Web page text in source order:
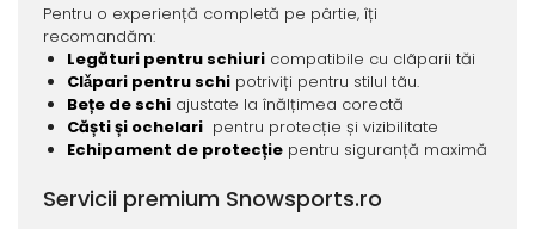
Pentru o experiență completă pe pârtie, îți
recomandăm:
Legături pentru schiuricompatibile cu clãparii tăi
Clǎpari pentru schipotriviți pentru stilul tãu.
Bețe de schiajustate la înălțimea corectă
Căști și ochelari pentru protecție și vizibilitate
Echipament de protecțiepentru siguranță maximă
Servicii premium Snowsports.ro